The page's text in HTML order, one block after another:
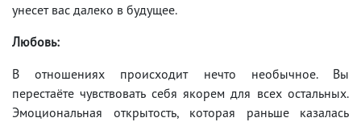
унесет вас далеко в будущее.
Любовь:
В отношениях происходит нечто необычное. Вы
перестаёте чувствовать себя якорем для всех остальных.
Эмоциональная открытость, которая раньше казалась